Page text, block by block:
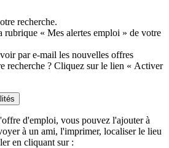
recherche.
rubrique « Mes alertes emploi » de votre
par e-mail les nouvelles offres
recherche ? Cliquez sur le lien « Activer
d'emploi, vous pouvez l'ajouter à
à un ami, l'imprimer, localiser le lieu
en cliquant sur :